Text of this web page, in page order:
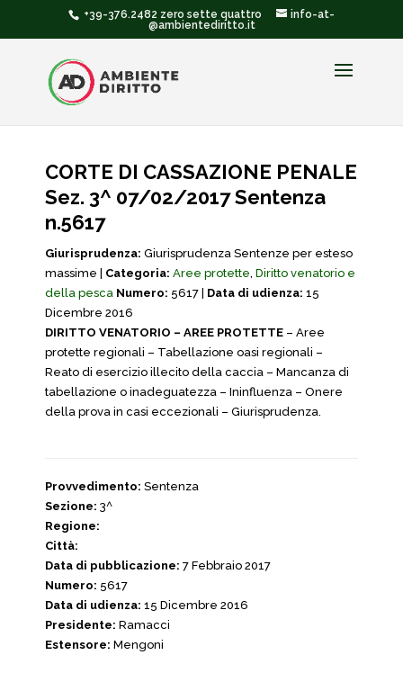
+39-376.2482 zero sette quattro
info-at-
@ambientediritto.it
CORTE DI CASSAZIONE PENALE
Sez. 3^ 07/02/2017 Sentenza
n.5617
Giurisprudenza: Giurisprudenza Sentenze per esteso
massime | Categoria: Aree protette, Diritto venatorio e
della pesca Numero: 5617 | Data di udienza: 15
Dicembre 2016
DIRITTO VENATORIO – AREE PROTETTE – Aree
protette regionali – Tabellazione oasi regionali –
Reato di esercizio illecito della caccia – Mancanza di
tabellazione o inadeguatezza – Ininfluenza – Onere
della prova in casi eccezionali – Giurisprudenza.
Provvedimento: Sentenza
Sezione: 3^
Regione:
Città:
Data di pubblicazione: 7 Febbraio 2017
Numero: 5617
Data di udienza: 15 Dicembre 2016
Presidente: Ramacci
Estensore: Mengoni